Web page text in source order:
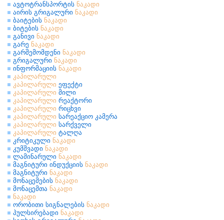
ავტოტრანსპორტის ნაკადი
აირის გრიგალური ნაკადი
ბაიტების ნაკადი
ბიტების ნაკადი
განივი ნაკადი
გარე ნაკადი
გარშემომდენი ნაკადი
გრიგალური ნაკადი
ინფორმაციის ნაკადი
კაპილარული
კაპილარული ეფექტი
კაპილარული მილი
კაპილარული რეაქტორი
კაპილარული რიცხვი
კაპილარული სარეაქციო კამერა
კაპილარული სარქველი
კაპილარული ტალღა
კრიტიკული ნაკადი
კუმშვადი ნაკადი
ლამინარული ნაკადი
მაგნიტური ინდუქციის ნაკადი
მაგნიტური ნაკადი
მონაცემების ნაკადი
მონაცემთა ნაკადი
ნაკადი
ორობითი სიგნალების ნაკადი
პულსირებადი ნაკადი